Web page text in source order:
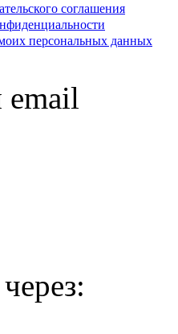
соглашения
персональных данных
email